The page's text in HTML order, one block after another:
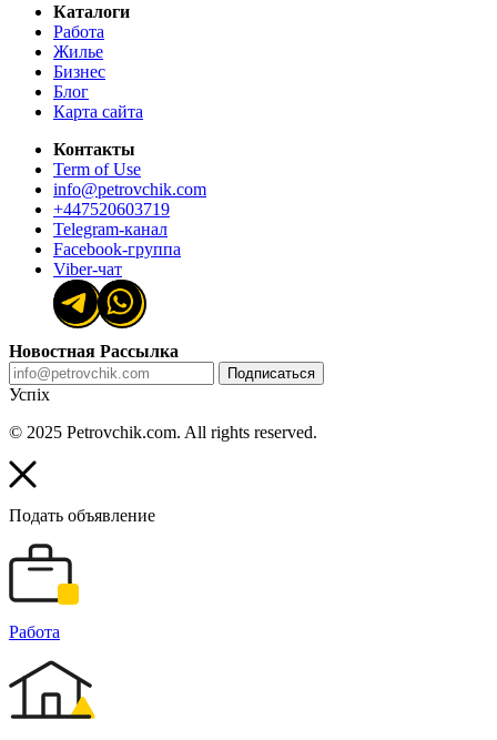
Каталоги
Работа
Жилье
Бизнес
Блог
Карта сайта
Контакты
Term of Use
info@petrovchik.com
+447520603719
Telegram-канал
Facebook-группа
Viber-чат
Новостная Рассылка
Подписаться
Успіх
© 2025 Petrovchik.com. All rights reserved.
Подать объявление
Работа